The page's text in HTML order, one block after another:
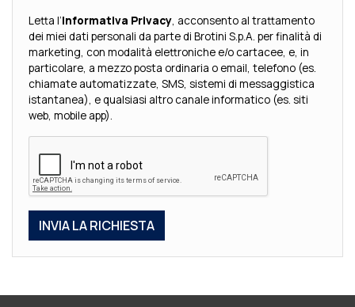
Letta l’Informativa Privacy , acconsento al trattamento
dei miei dati personali da parte di Brotini S.p.A. per finalità di
marketing, con modalità elettroniche e/o cartacee, e, in
particolare, a mezzo posta ordinaria o email, telefono (es.
chiamate automatizzate, SMS, sistemi di messaggistica
istantanea), e qualsiasi altro canale informatico (es. siti
web, mobile app).